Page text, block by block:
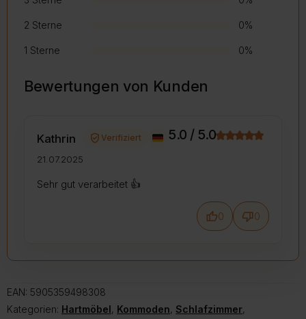
2 Sterne 0%
1 Sterne 0%
Bewertungen von Kunden
Kathrin
21.07.2025
verified_user Verifiziert 5.0 / 5.0
Sehr gut verarbeitet 👍️
thumb_up0 thumb_down0
EAN: 5905359498308
Kategorien: Hartmöbel, Kommoden, Schlafzimmer,